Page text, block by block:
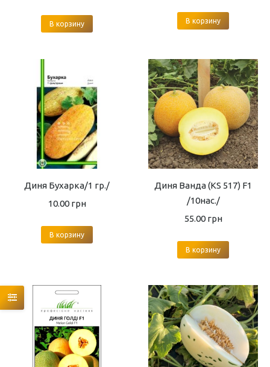
В корзину В корзину
Диня Бухарка/1 гр./
10.00 грн
В корзину
Диня Ванда (KS 517) F1
/10нас./
55.00 грн
В корзину